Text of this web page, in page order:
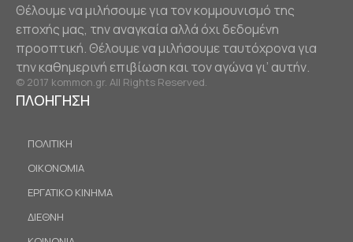
Θέλουμε να μιλήσουμε για τον κομμουνισμό της
εποχής μας, την αναγκαία αλλά όχι δεδομένη
προοπτική. Θέλουμε να μιλήσουμε ταυτόχρονα για
την καθημερινή επιβίωση και τον αγώνα γι’ αυτήν.
© 2017 kommon.gr. All Rights Reserved.
ΠΛΟΗΓΗΣΗ
ΠΟΛΙΤΙΚΗ
ΟΙΚΟΝΟΜΙΑ
ΕΡΓΑΤΙΚΟ ΚΙΝΗΜΑ
ΔΙΕΘΝΗ